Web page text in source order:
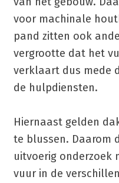
voor machinale
pand zitten ook
vergrootte dat het
verklaart dus mede
de hulpdiensten.
Hiernaast gelden
te blussen. Daarom
uitvoerig onderzoek
vuur in de